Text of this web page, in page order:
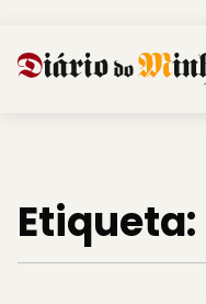
Etiqueta: